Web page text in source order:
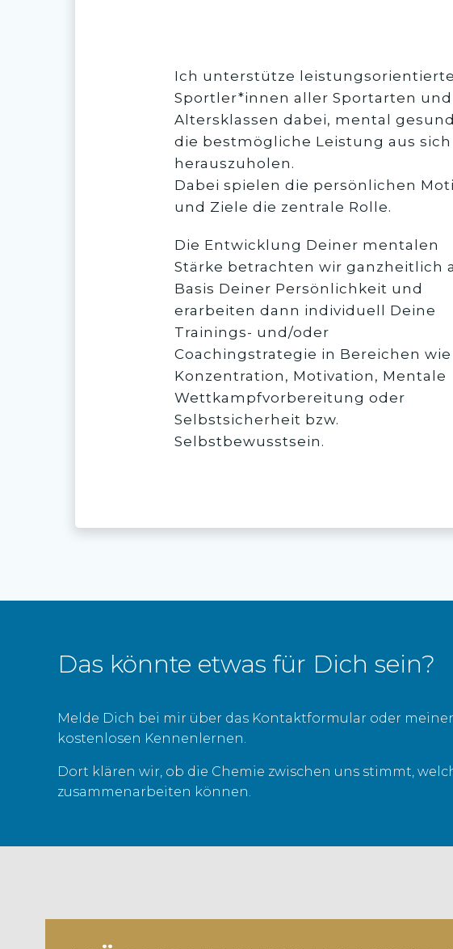
Ich unterstütze leistungsorientierte
Sportler*innen aller Sportarten und
Altersklassen dabei, mental gesund
die bestmögliche Leistung aus sich
herauszuholen.
Dabei spielen die persönlichen
und Ziele die zentrale Rolle.
Die Entwicklung Deiner mentalen
Stärke betrachten wir ganzheitlich
Basis Deiner Persönlichkeit und
erarbeiten dann individuell Deine
Trainings- und/oder
Coachingstrategie in Bereichen wie
Konzentration, Motivation, Mentale
Wettkampfvorbereitung oder
Selbstsicherheit bzw.
Selbstbewusstsein.
Das könnte etwas für Dich sein?
Melde Dich bei mir über das Kontaktformular oder
kostenlosen Kennenlernen.
Dort klären wir, ob die Chemie zwischen uns stimmt,
zusammenarbeiten können.